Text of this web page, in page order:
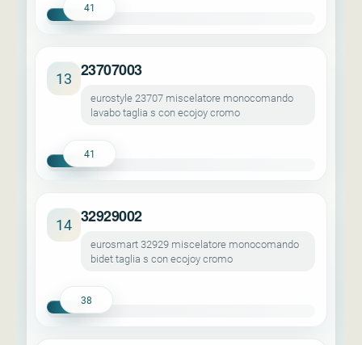
41
13 23707003
eurostyle 23707 miscelatore monocomando
lavabo taglia s con ecojoy cromo
41
14 32929002
eurosmart 32929 miscelatore monocomando
bidet taglia s con ecojoy cromo
38